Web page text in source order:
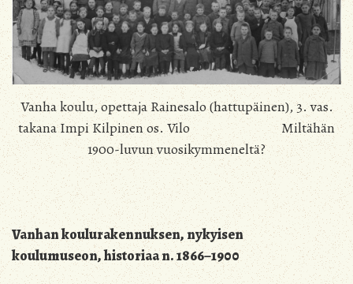
Vanha koulu, opettaja Rainesalo (hattupäinen), 3. vas.
takana Impi Kilpinen os. Vilo Miltähän
1900-luvun vuosikymmeneltä?
Vanhan koulurakennuksen, nykyisen
koulumuseon,historiaa n. 1866–1900